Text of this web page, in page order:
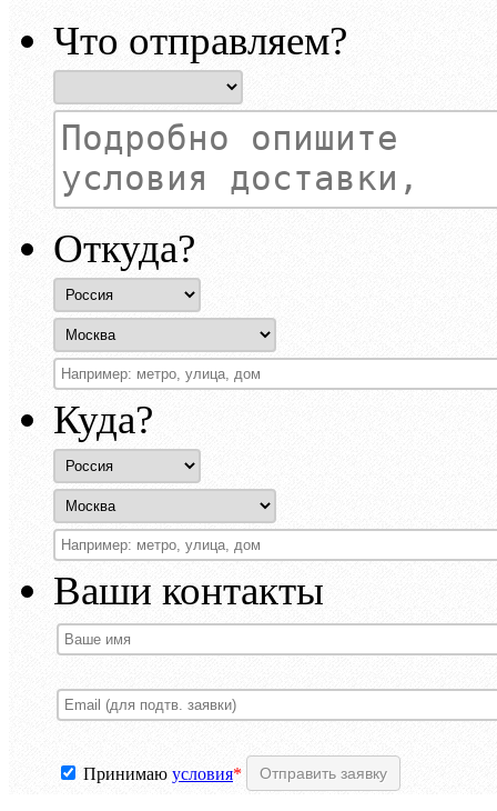
Что отправляем?
Откуда?
Куда?
Ваши контакты
Принимаю условия*